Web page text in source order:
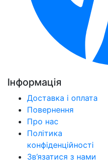
Інформація
Доставка і оплата
Повернення
Про нас
Політика
конфіденційності
Зв’язатися з нами